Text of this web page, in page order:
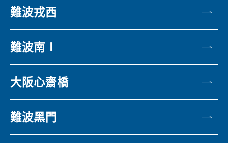
難波戎西
難波南Ⅰ
大阪心齋橋
難波黑門